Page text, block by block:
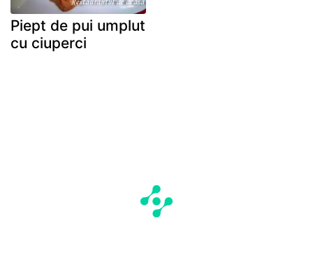
Piept de pui umplut
cu ciuperci